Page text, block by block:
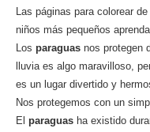
Las páginas para colorear
niños más pequeños
Los paraguas nos protegen
lluvia es algo maravilloso,
es un lugar divertido y
Nos protegemos con un
El paraguas ha existido